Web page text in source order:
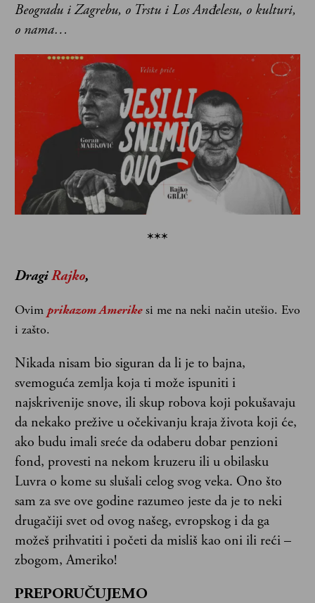
Beogradu i Zagrebu, o Trstu i Los Anđelesu, o kulturi,
o nama…
***
DragiRajko,
Ovim prikazom Amerikesi me na neki način utešio. Evo
i zašto.
Nikada nisam bio siguran da li je to bajna,
svemoguća zemlja koja ti može ispuniti i
najskrivenije snove, ili skup robova koji pokušavaju
da nekako prežive u očekivanju kraja života koji će,
ako budu imali sreće da odaberu dobar penzioni
fond, provesti na nekom kruzeru ili u obilasku
Luvra o kome su slušali celog svog veka. Ono što
sam za sve ove godine razumeo jeste da je to neki
drugačiji svet od ovog našeg, evropskog i da ga
možeš prihvatiti i početi da misliš kao oni ili reći –
zbogom, Ameriko!
PREPORUČUJEMO